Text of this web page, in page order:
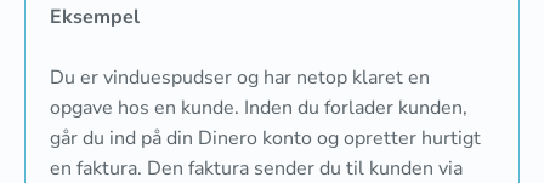
Eksempel
Du er vinduespudser og har netop klaret en
opgave hos en kunde. Inden du forlader kunden,
går du ind på din Dinero konto og opretter hurtigt
en faktura. Den faktura sender du til kunden via